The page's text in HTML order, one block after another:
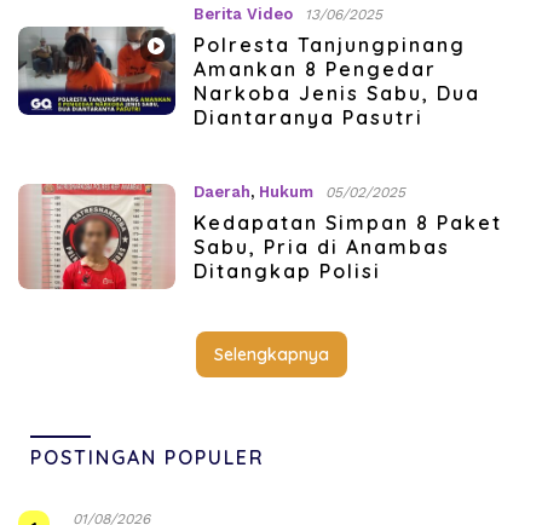
Berita Video 13/06/2025
Polresta Tanjungpinang
Amankan 8 Pengedar
Narkoba Jenis Sabu, Dua
Diantaranya Pasutri
Daerah, Hukum 05/02/2025
Kedapatan Simpan 8 Paket
Sabu, Pria di Anambas
Ditangkap Polisi
Selengkapnya
POSTINGAN POPULER
01/08/2026